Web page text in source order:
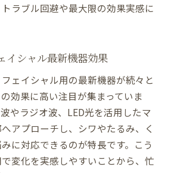
ラブル回避や最大限の効果実感に
イシャル最新機器効果
ェイシャル用の最新機器が続々と
効果に高い注目が集まっていま
やラジオ波、LED光を活用したマ
アプローチし、シワやたるみ、く
に対応できるのが特長です。こう
変化を実感しやすいことから、忙